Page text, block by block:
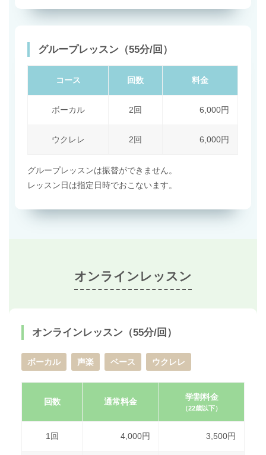
グループレッスン（55分/回）
コース 回数 料金
ボーカル 2回 6,000円
ウクレレ 2回 6,000円
グループレッスンは振替ができません。
レッスン日は指定日時でおこないます。
オンラインレッスン
オンラインレッスン（55分/回）
ボーカル 声楽 ベース ウクレレ
回数 通常料金 学割料金
（22歳以下）
1回 4,000円 3,500円